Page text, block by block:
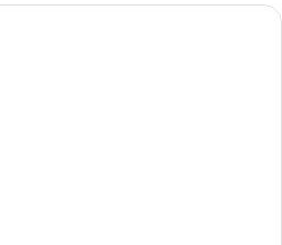
Ett hotellrum med en stor säng, ett